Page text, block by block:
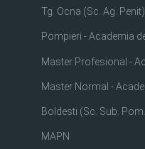
Tg. Ocna (Sc. Ag. Penit)
MAPN